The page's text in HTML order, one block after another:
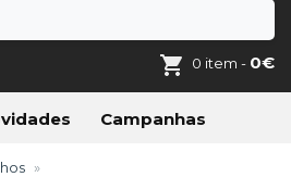
0 item - 0€
Campanhas